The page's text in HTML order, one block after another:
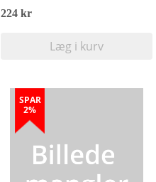
224 kr
Læg i kurv
SPAR
2%